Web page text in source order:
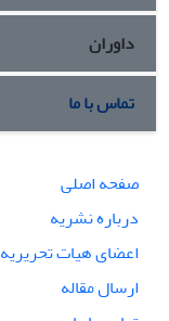
داوران
تماس با ما
صفحه اصلی
درباره نشریه
اعضای هیات تحریریه
ارسال مقاله